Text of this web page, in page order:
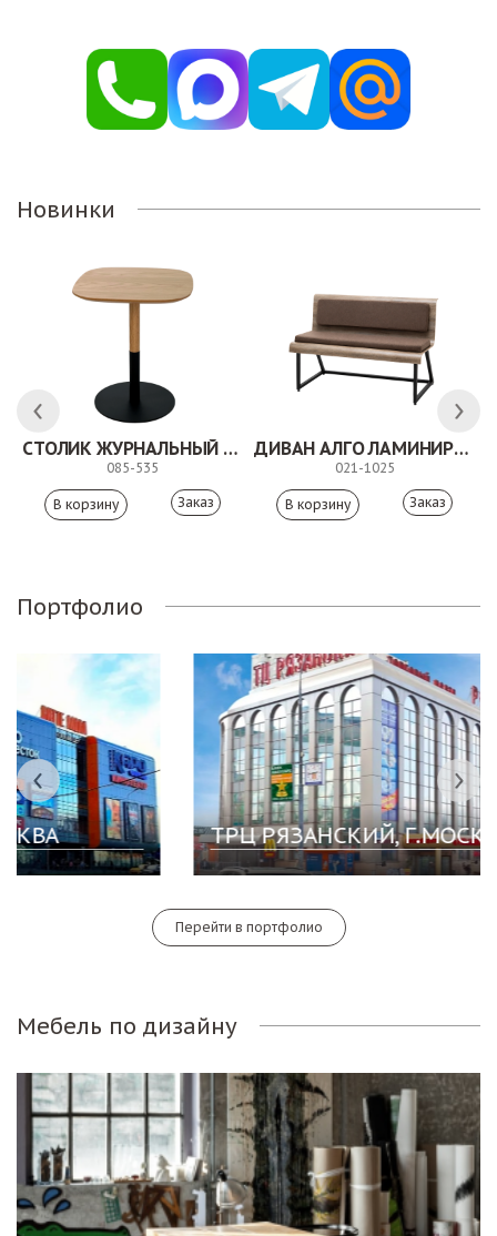
Новинки
СТОЛИК ЖУРНАЛЬНЫЙ ТОЛЕДО
085-535
Заказ
ДИВАН АЛГО ЛАМИНИРОВАННЫЙ
021-1025
Заказ
Портфолио
ТРЦ РЯЗАНСКИЙ, Г.МОСКВА
Перейти в портфолио
Мебель по дизайну